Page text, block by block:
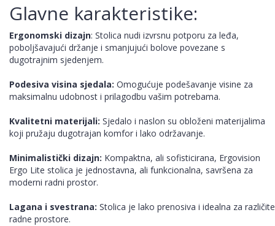
Glavne karakteristike:
Ergonomski dizajn: Stolica nudi izvrsnu potporu za leđa,
poboljšavajući držanje i smanjujući bolove povezane s
dugotrajnim sjedenjem.
Podesiva visina sjedala: Omogućuje podešavanje visine za
maksimalnu udobnost i prilagodbu vašim potrebama.
Kvalitetni materijali: Sjedalo i naslon su obloženi materijalima
koji pružaju dugotrajan komfor i lako održavanje.
Minimalistički dizajn: Kompaktna, ali sofisticirana, Ergovision
Ergo Lite stolica je jednostavna, ali funkcionalna, savršena za
moderni radni prostor.
Lagana i svestrana: Stolica je lako prenosiva i idealna za različite
radne prostore.